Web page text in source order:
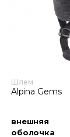
Шлем
Alpina Gems
внешняя
оболочка